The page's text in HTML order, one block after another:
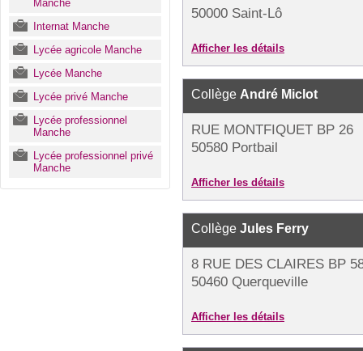
Manche
Internat Manche
Lycée agricole Manche
Lycée Manche
Lycée privé Manche
Lycée professionnel
Manche
Lycée professionnel privé
Manche
50000 Saint-Lô
Afficher les détails
Collège André Miclot
RUE MONTFIQUET BP 26
50580 Portbail
Afficher les détails
Collège Jules Ferry
8 RUE DES CLAIRES BP
50460 Querqueville
Afficher les détails